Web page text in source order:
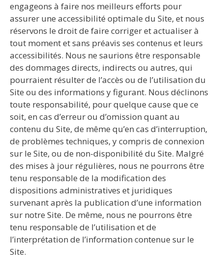
engageons à faire nos meilleurs efforts pour
assurer une accessibilité optimale du Site, et nous
réservons le droit de faire corriger et actualiser à
tout moment et sans préavis ses contenus et leurs
accessibilités. Nous ne saurions être responsable
des dommages directs, indirects ou autres, qui
pourraient résulter de l’accès ou de l’utilisation du
Site ou des informations y figurant. Nous déclinons
toute responsabilité, pour quelque cause que ce
soit, en cas d’erreur ou d’omission quant au
contenu du Site, de même qu’en cas d’interruption,
de problèmes techniques, y compris de connexion
sur le Site, ou de non-disponibilité du Site. Malgré
des mises à jour régulières, nous ne pourrons être
tenu responsable de la modification des
dispositions administratives et juridiques
survenant après la publication d’une information
sur notre Site. De même, nous ne pourrons être
tenu responsable de l’utilisation et de
l’interprétation de l’information contenue sur le
Site.